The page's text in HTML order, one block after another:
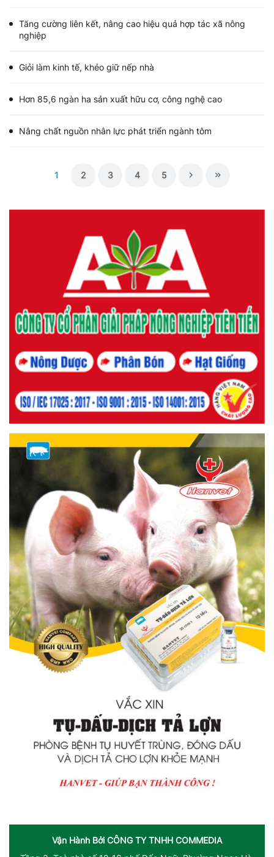
Tăng cường liên kết, nâng cao hiệu quả hợp tác xã nông
nghiệp
Giỏi làm kinh tế, khéo giữ nếp nhà
Hơn 85,6 ngàn ha sản xuất hữu cơ, công nghệ cao
Nâng chất nguồn nhân lực phát triển ngành tôm
1 2 3 4 5
Vận Hành Bởi CÔNG TY TNHH COMMEDIA